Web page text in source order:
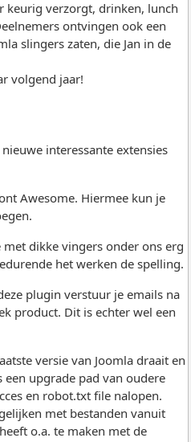
keurig verzorgt, drinken, lunch
ontvingen ook een
slingers zaten, die Jan in de
volgend jaar!
interessante extensies
Awesome. Hiermee kun je
dikke vingers onder ons erg
het werken de spelling.
plugin verstuur je emails na
product. Dit is echter wel een
versie van Joomla draait en
upgrade pad van oudere
en robot.txt file nalopen.
met bestanden vanuit
o.a. te maken met de